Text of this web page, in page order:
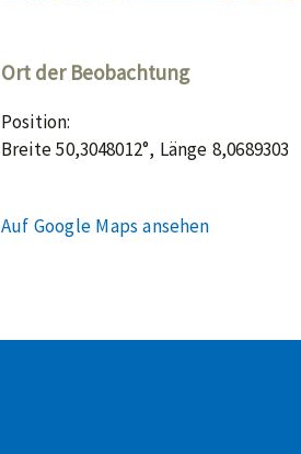
Ort der Beobachtung
Position:
Breite 50,3048012°, Länge 8,0689303
Auf Google Maps ansehen